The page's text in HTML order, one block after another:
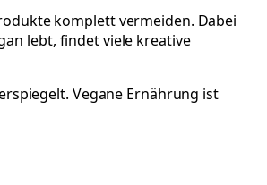
komplett vermeiden. Dabei
lebt, findet viele kreative
Vegane Ernährung ist